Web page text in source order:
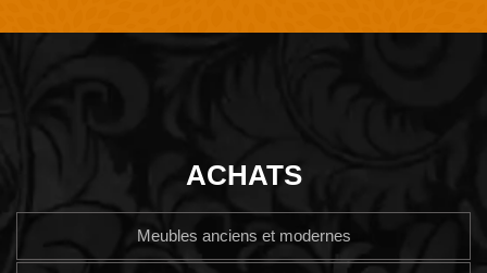
ACHATS
Meubles anciens et modernes